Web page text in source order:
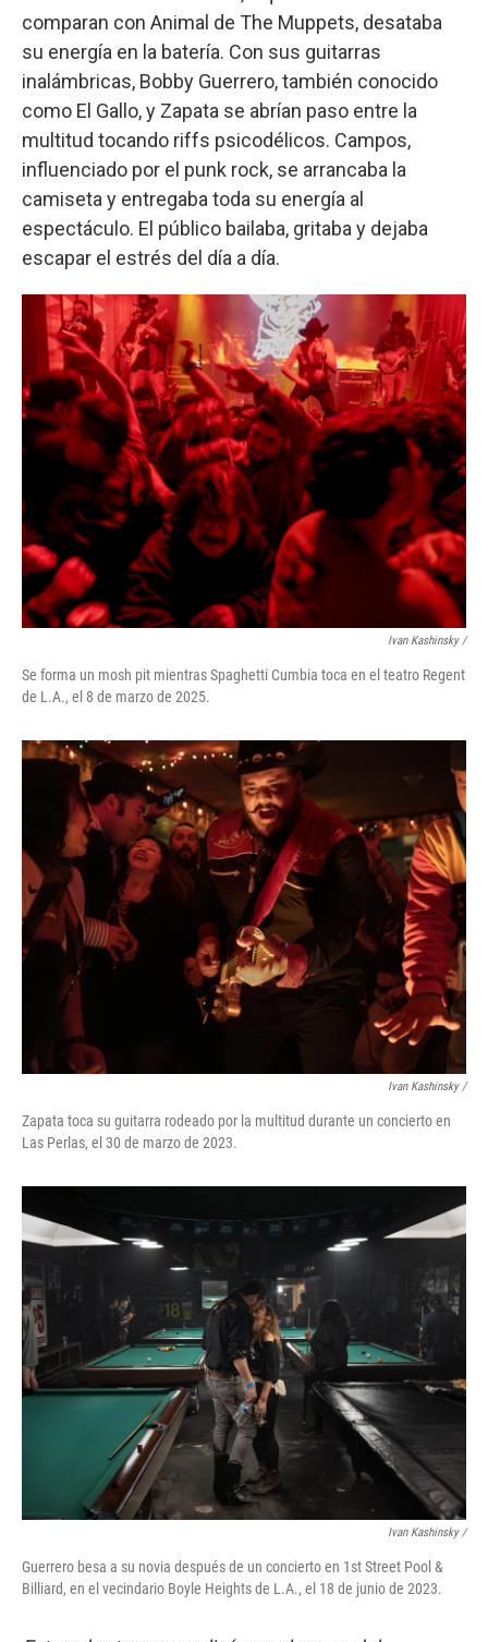
comparan con Animal de The Muppets, desataba
su energía en la batería. Con sus guitarras
inalámbricas, Bobby Guerrero, también conocido
como El Gallo, y Zapata se abrían paso entre la
multitud tocando riffs psicodélicos. Campos,
influenciado por el punk rock, se arrancaba la
camiseta y entregaba toda su energía al
espectáculo. El público bailaba, gritaba y dejaba
escapar el estrés del día a día.
Ivan Kashinsky /
Se forma un mosh pit mientras Spaghetti Cumbia toca en el teatro Regent
de L.A., el 8 de marzo de 2025.
Ivan Kashinsky /
Zapata toca su guitarra rodeado por la multitud durante un concierto en
Las Perlas, el 30 de marzo de 2023.
Ivan Kashinsky /
Guerrero besa a su novia después de un concierto en 1st Street Pool &
Billiard, en el vecindario Boyle Heights de L.A., el 18 de junio de 2023.